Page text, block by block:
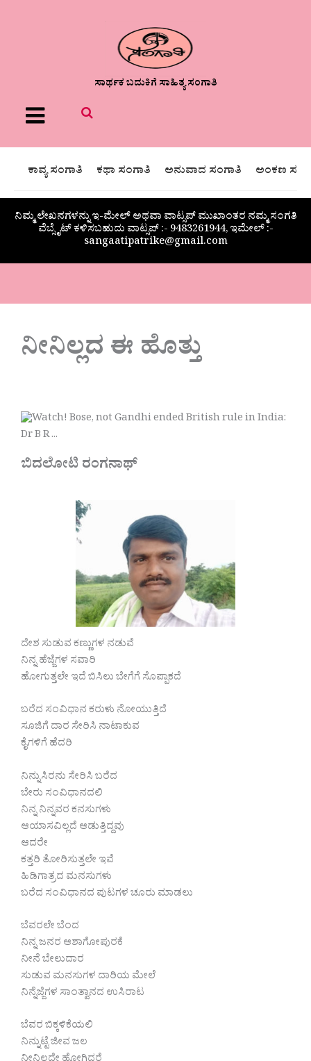
ಸಾರ್ಥಕ ಬದುಕಿಗೆ ಸಾಹಿತ್ಯ ಸಂಗಾತಿ
Menu
ಕಾವ್ಯ ಸಂಗಾತಿ ಕಥಾ ಸಂಗಾತಿ ಅನುವಾದ ಸಂಗಾತಿ ಅಂಕಣ
ನಿಮ್ಮ ಲೇಖನಗಳನ್ನು ಇ-ಮೇಲ್ ಅಥವಾ ವಾಟ್ಸಪ್ ಮುಖಾಂತರ ನಮ್ಮ ಸಂಗತಿ
ವೆಬ್ಸೈಟ್ ಕಳಿಸಬಹುದು ವಾಟ್ಸಪ್‌ :- 9483261944, ಇಮೇಲ್ :-
sangaatipatrike@gmail.com
ನೀನಿಲ್ಲದ ಈ ಹೊತ್ತು
ಬಿದಲೋಟಿ ರಂಗನಾಥ್
ದೇಶ ಸುಡುವ ಕಣ್ಣುಗಳ ನಡುವೆ
ನಿನ್ನ ಹೆಜ್ಜೆಗಳ ಸವಾರಿ
ಹೋಗುತ್ತಲೇ ಇದೆ ಬಿಸಿಲು ಬೇಗೆಗೆ ಸೊಪ್ಪಾಕದೆ
ಬರೆದ ಸಂವಿಧಾನ ಕರುಳು ನೋಯುತ್ತಿದೆ
ಸೂಜಿಗೆ ದಾರ ಸೇರಿಸಿ ನಾಟಾಕುವ
ಕೈಗಳಿಗೆ ಹೆದರಿ
ನಿನ್ನುಸಿರನು ಸೇರಿಸಿ ಬರೆದ
ಬೇರು ಸಂವಿಧಾನದಲಿ
ನಿನ್ನ ನಿನ್ನವರ ಕನಸುಗಳು
ಆಯಾಸವಿಲ್ಲದೆ ಆಡುತ್ತಿದ್ದವು
ಆದರೇ
ಕತ್ತರಿ ತೋರಿಸುತ್ತಲೇ ಇವೆ
ಹಿಡಿಗಾತ್ರದ ಮನಸುಗಳು
ಬರೆದ ಸಂವಿಧಾನದ ಪುಟಗಳ ಚೂರು ಮಾಡಲು
ಬೆವರಲೇ ಬೆಂದ
ನಿನ್ನ ಜನರ ಆಶಾಗೋಪುರಕೆ
ನೀನೆ ಬೇಲುದಾರ
ಸುಡುವ ಮನಸುಗಳ ದಾರಿಯ ಮೇಲೆ
ನಿನ್ನೆಜ್ಜೆಗಳ ಸಾಂತ್ವಾನದ ಉಸಿರಾಟ
ಬೆವರ ಬಿಕ್ಕಳಿಕೆಯಲಿ
ನಿನ್ನುಟ್ಟೆ ಜೀವ ಜಲ